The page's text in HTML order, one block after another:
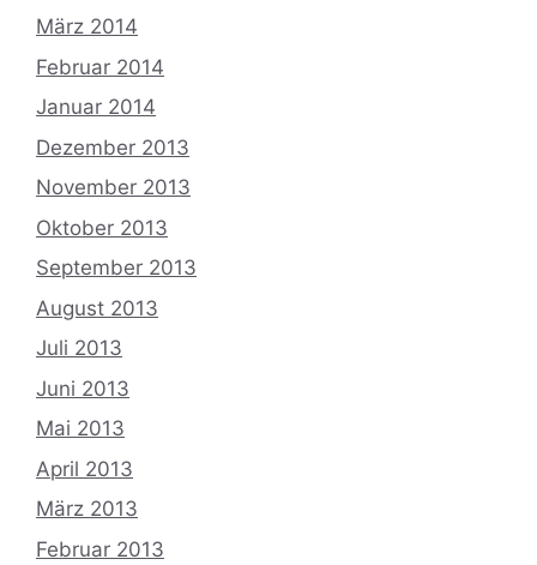
März 2014
Februar 2014
Januar 2014
Dezember 2013
November 2013
Oktober 2013
September 2013
August 2013
Juli 2013
Juni 2013
Mai 2013
April 2013
März 2013
Februar 2013